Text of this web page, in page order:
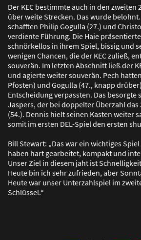
Der KEC bestimmte auch in den zweiten
über weite Strecken. Das wurde
schafften Philip Gogulla (27.) und
verdiente Führung. Die Haie
schnörkellos in ihrem Spiel, bissig und
wenigen Chancen, die der KEC zuließ,
souverän. Im letzten Abschnitt ließder
und agierte weiter souverän. Pech
Pfosten) und Gogulla (47., knapp
Entscheidung verpassten. Das besorgte
Jaspers, der bei doppelter Überzahl
(54.). Dennis hielt seinen Kasten weiter
somit im ersten DEL-Spiel den ersten
Bill Stewart: „Das war ein wichtiges
haben hart gearbeitet, kompakt und
Unser Ziel in diesem jaht ist
Heute bin ich sehr zufrieden, aber
Heute war unser Unterzahlspiel im
Schlüssel.“